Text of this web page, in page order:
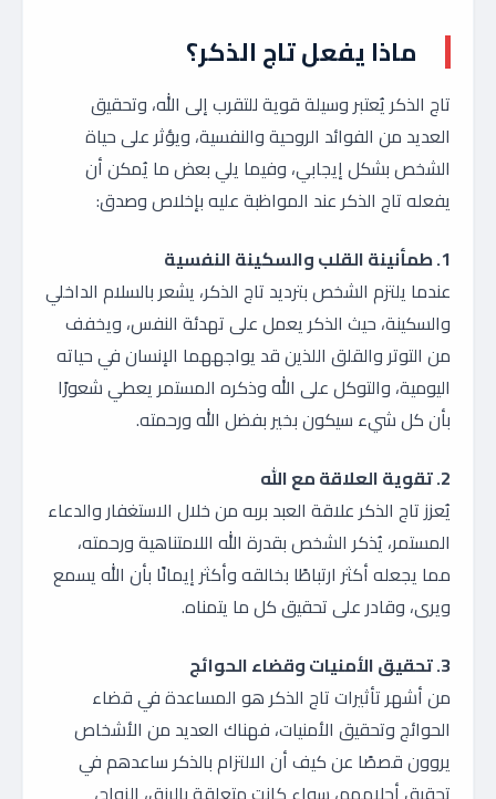
ماذا يفعل تاج الذكر؟
تاج الذكر يُعتبر وسيلة قوية للتقرب إلى الله، وتحقيق
العديد من الفوائد الروحية والنفسية، ويؤثر على حياة
الشخص بشكل إيجابي، وفيما يلي بعض ما يُمكن أن
يفعله تاج الذكر عند المواظبة عليه بإخلاص وصدق:
1. طمأنينة القلب والسكينة النفسية
عندما يلتزم الشخص بترديد تاج الذكر، يشعر بالسلام الداخلي
والسكينة، حيث الذكر يعمل على تهدئة النفس، ويخفف
من التوتر والقلق اللذين قد يواجههما الإنسان في حياته
اليومية، والتوكل على الله وذكره المستمر يعطي شعورًا
بأن كل شيء سيكون بخير بفضل الله ورحمته.
2. تقوية العلاقة مع الله
يُعزز تاج الذكر علاقة العبد بربه من خلال الاستغفار والدعاء
المستمر، يُذكر الشخص بقدرة الله اللامتناهية ورحمته،
مما يجعله أكثر ارتباطًا بخالقه وأكثر إيمانًا بأن الله يسمع
ويرى، وقادر على تحقيق كل ما يتمناه.
3. تحقيق الأمنيات وقضاء الحوائج
من أشهر تأثيرات تاج الذكر هو المساعدة في قضاء
الحوائج وتحقيق الأمنيات، فهناك العديد من الأشخاص
يروون قصصًا عن كيف أن الالتزام بالذكر ساعدهم في